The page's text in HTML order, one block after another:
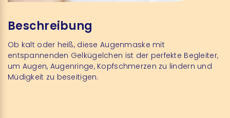
Beschreibung
Ob kalt oder heiß, diese Augenmaske mit
entspannenden Gelkügelchen ist der perfekte Begleiter,
um Augen, Augenringe, Kopfschmerzen zu lindern und
Müdigkeit zu beseitigen.